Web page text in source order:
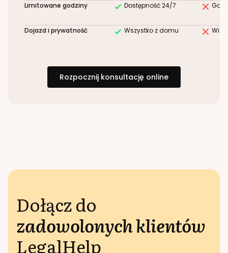
Limitowane godziny Dostępność 24/7
Dojazd i prywatność Wszystko z domu
Rozpocznij konsultację online
Dołącz do
zadowolonych klientów
LegalHelp